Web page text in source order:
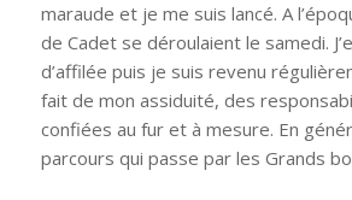
maraude et je me suis lancé. A
de Cadet se déroulaient le samedi.
d’affilée puis je suis revenu
fait de mon assiduité, des
confiées au fur et à mesure. En
parcours qui passe par les Grands